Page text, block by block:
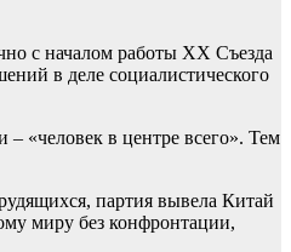
с началом работы ХХ Съезда
в деле социалистического
«человек в центре всего». Тем
партия вывела Китай
миру без конфронтации,